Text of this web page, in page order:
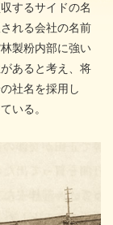
するサイドの名
れる会社の名前
製粉内部に強い
あると考え、将
社名を採用し
いる。